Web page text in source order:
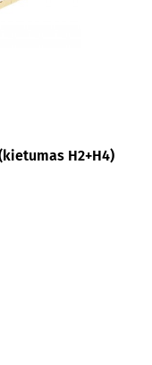
H2+H4)